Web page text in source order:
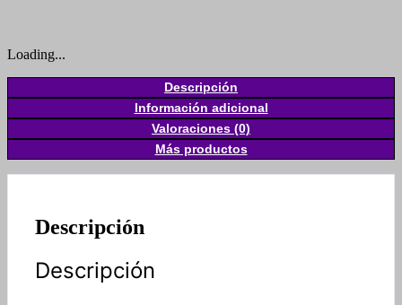
Loading...
Descripción
Información adicional
Valoraciones (0)
Más productos
Descripción
Descripción